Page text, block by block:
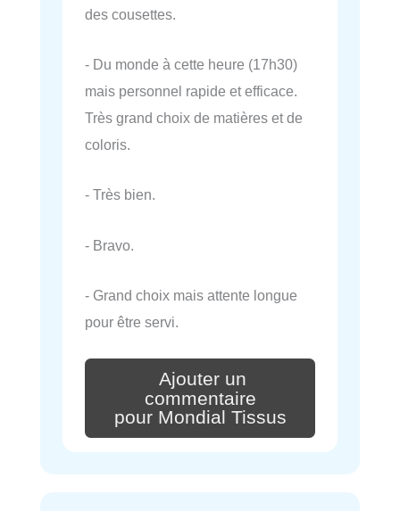
des cousettes.
- Du monde à cette heure (17h30)
mais personnel rapide et efficace.
Très grand choix de matières et de
coloris.
- Très bien.
- Bravo.
- Grand choix mais attente longue
pour être servi.
Ajouter un
commentaire
pour Mondial Tissus